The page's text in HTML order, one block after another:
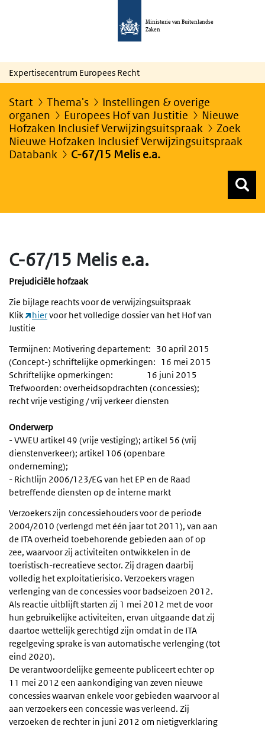
Ministerie van Buitenlandse
Zaken
Expertisecentrum Europees Recht
Start Thema's
Instellingen & overige
organen
Europees Hof van Justitie
Nieuwe
Hofzaken Inclusief Verwijzingsuitspraak
Zoek
Nieuwe Hofzaken Inclusief Verwijzingsuitspraak
Databank
C-67/15 Melis e.a.
C-67/15 Melis e.a.
Prejudiciële hofzaak
Zie bijlage reachts voor de verwijzingsuitspraak
Klik
hiervoor het volledige dossier van het Hof van
Justitie
Termijnen: Motivering departement: 30 april 2015
(Concept-) schriftelijke opmerkingen: 16 mei 2015
Schriftelijke opmerkingen: 16 juni 2015
Trefwoorden: overheidsopdrachten (concessies);
recht vrije vestiging / vrij verkeer diensten
Onderwerp
- VWEU artikel 49 (vrije vestiging); artikel 56 (vrij
dienstenverkeer); artikel 106 (openbare
onderneming);
- Richtlijn 2006/123/EG van het EP en de Raad
betreffende diensten op de interne markt
Verzoekers zijn concessiehouders voor de periode
2004/2010 (verlengd met één jaar tot 2011), van aan
de ITA overheid toebehorende gebieden aan of op
zee, waarvoor zij activiteiten ontwikkelen in de
toeristisch-recreatieve sector. Zij dragen daarbij
volledig het exploitatierisico. Verzoekers vragen
verlenging van de concessies voor badseizoen 2012.
Als reactie uitblijft starten zij 1 mei 2012 met de voor
hun gebruikelijke activiteiten, ervan uitgaande dat zij
daartoe wettelijk gerechtigd zijn omdat in de ITA
regelgeving sprake is van automatische verlenging (tot
eind 2020).
De verantwoordelijke gemeente publiceert echter op
11 mei 2012 een aankondiging van zeven nieuwe
concessies waarvan enkele voor gebieden waarvoor al
aan verzoekers een concessie was verleend. Zij
verzoeken de rechter in juni 2012 om nietigverklaring